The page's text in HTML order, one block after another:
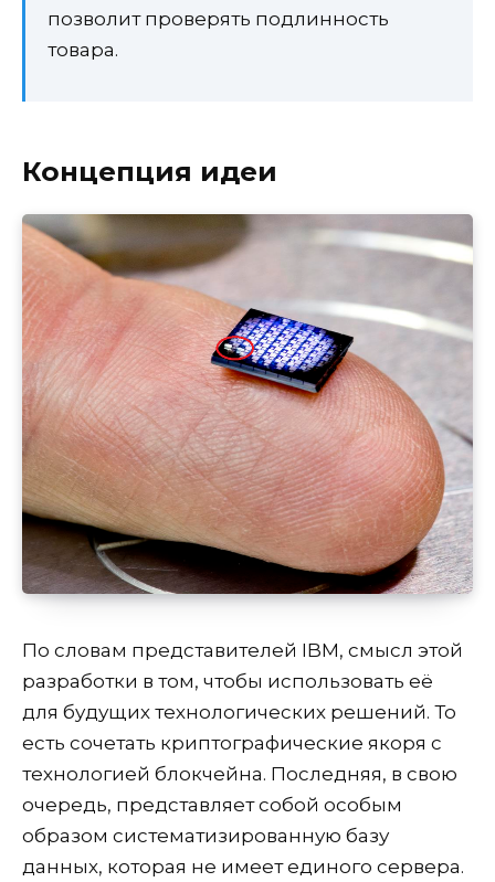
позволит проверять подлинность
товара.
Концепция идеи
По словам представителей IBM, смысл этой
разработки в том, чтобы использовать её
для будущих технологических решений. То
есть сочетать криптографические якоря с
технологией блокчейна. Последняя, в свою
очередь, представляет собой особым
образом систематизированную базу
данных, которая не имеет единого сервера.